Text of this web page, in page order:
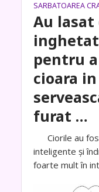
SARBATOAREA
Au lasat
pentru
cioara
furat …
Ciorile au
inteligente și
foarte mult în